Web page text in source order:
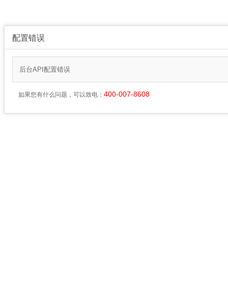
配置错误
后台API配置错误
如果您有什么问题，可以致电： 400-007-8608